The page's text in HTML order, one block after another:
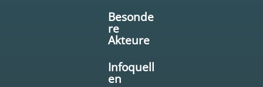
Besonde
re
Akteure
Infoquell
en